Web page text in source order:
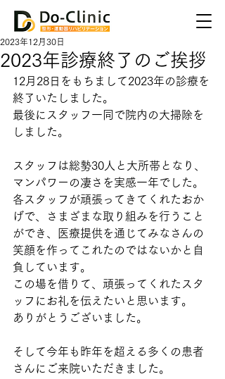
2023年診療終了のご挨拶
2023年12月30日
12月28日をもちまして2023年の診療を
終了いたしました。
最後にスタッフ一同で院内の大掃除を
しました。
スタッフは総勢30人と大所帯となり、
マンパワーの凄さを実感一年でした。
各スタッフが頑張ってきてくれたおか
げで、さまざまな取り組みを行うこと
ができ、医療提供を通じてみなさんの
笑顔を作ってこれたのではないかと自
負しています。
この場を借りて、頑張ってくれたスタ
ッフにお礼を伝えたいと思います。
ありがとうございました。
そして今年も昨年を超える多くの患者
さんにご来院いただきました。